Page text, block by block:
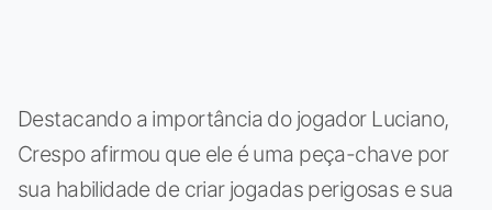
Destacando a importância do jogador Luciano,
Crespo afirmou que ele é uma peça-chave por
sua habilidade de criar jogadas perigosas e sua